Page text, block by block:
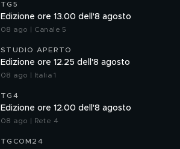
TG5
Edizione ore 13.00 dell'8 agosto
08 ago | Canale 5
STUDIO APERTO
Edizione ore 12.25 dell'8 agosto
08 ago | Italia 1
TG4
Edizione ore 12.00 dell'8 agosto
08 ago | Rete 4
TGCOM24